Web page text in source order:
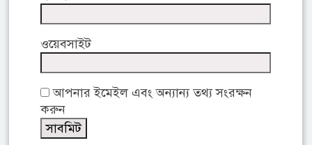
ওয়েবসাইট
আপনার ইমেইল এবং অন্যান্য তথ্য সংরক্ষন
করুন